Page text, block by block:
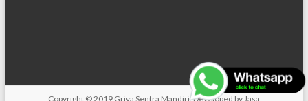
Copyright © 2019 Griya Sentra Mandiri. Developed by Jasa